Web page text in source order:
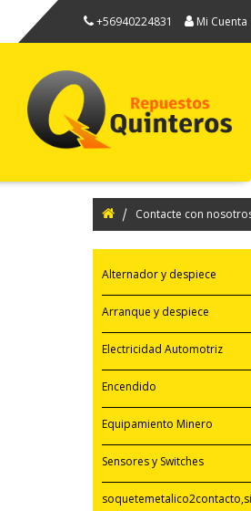
+56940224831 Mi Cuenta
Alternador y
Contacte con
Alternador y despiece
Arranque y despiece
Electricidad Automotriz
Encendido
Equipamiento Minero
Sensores y Switches